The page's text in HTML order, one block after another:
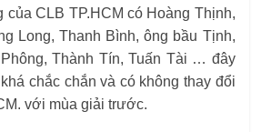
CLB TP.HCM có Hoàng Thịnh,
Long, Thanh Bình, ông bầu Tịnh,
Phông, Thành Tín, Tuấn Tài … đây
chắc chắn và có không thay đổi
với mùa giải trước.